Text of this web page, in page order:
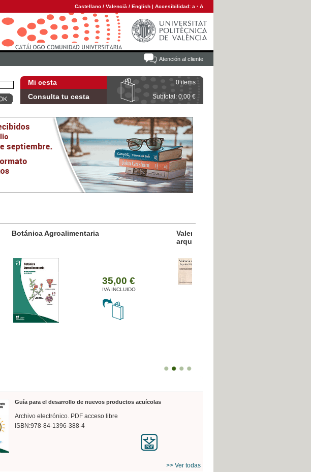
Castellano / Valencià / English | Accesibilidad: a · A
Atención al cliente
Mi cesta 0 items
Consulta tu cesta Subtotal: 0,00 €
Valencia a trazos: expresión poligráfica
Guía para el desarrollo de nuevos productos acuícolas
Archivo electrónico. PDF acceso libre
ISBN:978-84-1396-388-4
>> Ver todas